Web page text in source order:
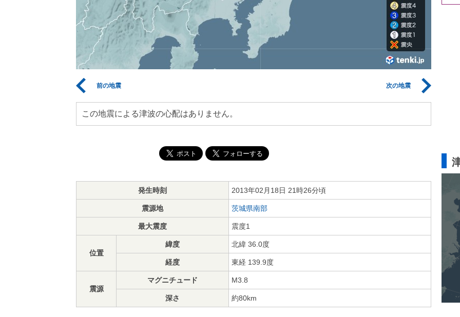
前の地震 次の地震
この地震による津波の心配はありません。
発生時刻 2013年02月18日 21時26分頃
震源地 茨城県南部
最大震度 震度1
位置
緯度 北緯 36.0度
経度 東経 139.9度
震源
マグニチュード M3.8
深さ 約80km